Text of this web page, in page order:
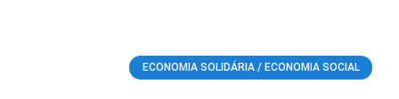
ECONOMIA SOLIDÁRIA / ECONOMIA SOCIAL